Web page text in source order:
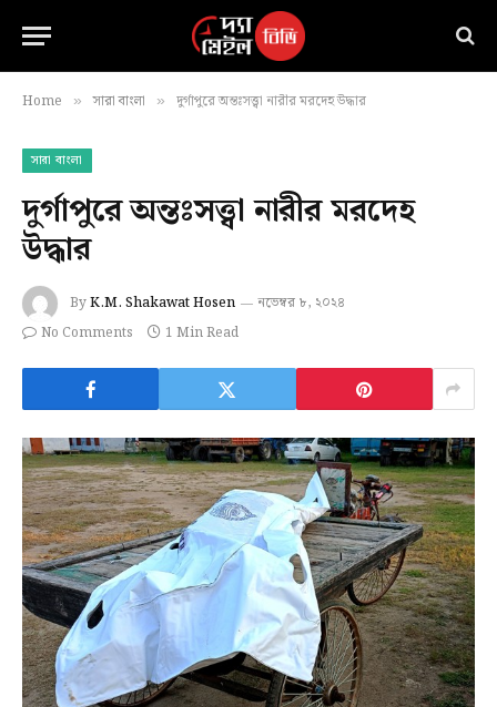
Home » সারা বাংলা » দুর্গাপুরে অন্তঃসত্ত্বা নারীর মরদেহ উদ্ধার
সারা বাংলা
দুর্গাপুরে অন্তঃসত্ত্বা নারীর মরদেহ
উদ্ধার
ByK.M. Shakawat Hosen
নভেম্বর ৮, ২০২৪
No Comments
1 Min Read